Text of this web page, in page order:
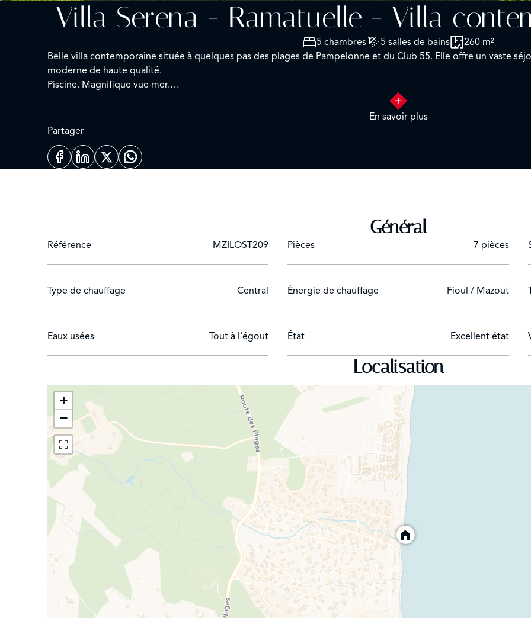
Villa Serena - Ramatuelle - Villa
5 chambres 5 salles de bains
260 m²
Belle villa contemporaine située à quelques pas des plages de Pampelonne et du Club 55. Elle offre un vaste
moderne de haute qualité.
Piscine. Magnifique vue mer.
En savoir plus
Partager
Général
Référence MZILOST209 Pièces 7 pièces
Type de chauffage Central Énergie de chauffage Fioul / Mazout
Eaux usées Tout à l'égout État Excellent état
Localisation
+
−